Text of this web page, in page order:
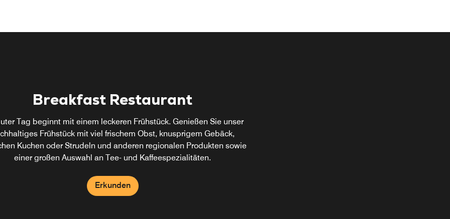
Breakfast Restaurant
Tag beginnt mit einem leckeren Frühstück. Genießen Sie unser
Frühstück mit viel frischem Obst, knusprigem Gebäck,
Kuchen oder Strudeln und anderen regionalen Produkten sowie
einer großen Auswahl an Tee- und Kaffeespezialitäten.
Erkunden